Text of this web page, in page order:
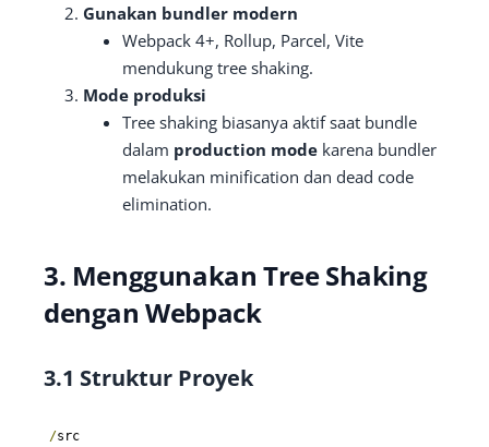
Gunakan bundler modern
Webpack 4+, Rollup, Parcel, Vite
mendukung tree shaking.
Mode produksi
Tree shaking biasanya aktif saat bundle
dalam production mode karena bundler
melakukan minification dan dead code
elimination.
3. Menggunakan Tree Shaking
dengan Webpack
3.1 Struktur Proyek
/src